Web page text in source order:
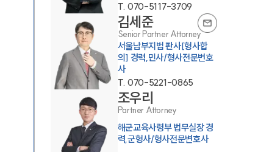
그룹소개
그룹소개
T. 070-5117-3709
김세준
Senior Partner Attorney
서울남부지법 판사[형사합
의] 경력,민사/형사전문변호
사
T. 070-5221-0865
조우리
Partner Attorney
해군교육사령부 법무실장 경
력,군형사/형사전문변호사